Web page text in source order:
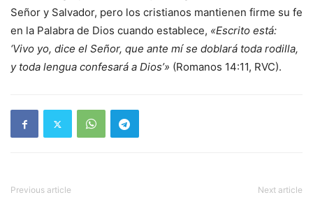
Señor y Salvador, pero los cristianos mantienen firme su fe
en la Palabra de Dios cuando establece, «Escrito está:
‘Vivo yo, dice el Señor, que ante mí se doblará toda rodilla,
y toda lengua confesará a Dios’» (Romanos 14:11, RVC).
Previous article Next article